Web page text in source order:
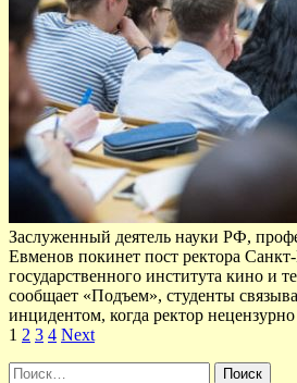
Заслуженный деятель науки РФ,
Евменов покинет пост ректора
государственного института кино и
сообщает «Подъем», студенты
инцидентом, когда ректор
Пагинация
записей
1 2 3 4 Next
Найти: